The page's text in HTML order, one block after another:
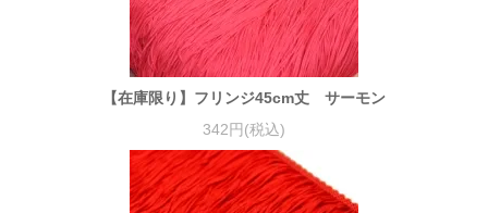
【在庫限り】フリンジ45cm丈 サーモン
342円(税込)